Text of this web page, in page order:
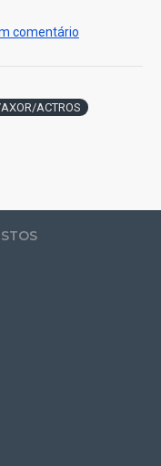
comentário
ACTROS